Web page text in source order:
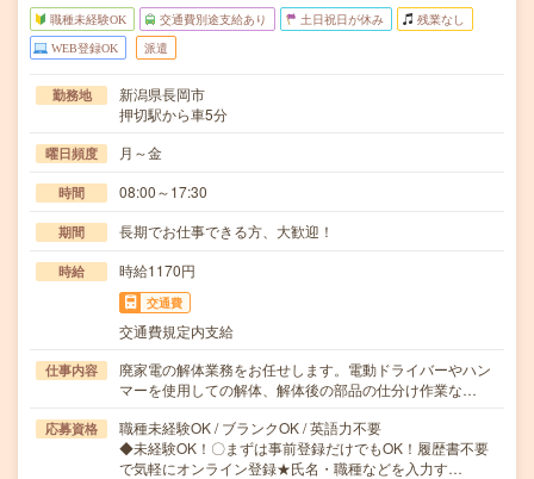
職種未経験OK 交通費別途支給あり 土日祝日が休み 残業なし
WEB登録OK 派遣
勤務地
新潟県長岡市
押切駅から車5分
曜日頻度 月～金
時間 08:00～17:30
期間 長期でお仕事できる方、大歓迎！
時給 時給1170円
交通費
交通費規定内支給
仕事内容
廃家電の解体業務をお任せします。電動ドライバーやハン
マーを使用しての解体、解体後の部品の仕分け作業な…
応募資格
職種未経験OK / ブランクOK / 英語力不要
◆未経験OK！〇まずは事前登録だけでもOK！履歴書不要
で気軽にオンライン登録★氏名・職種などを入力す…